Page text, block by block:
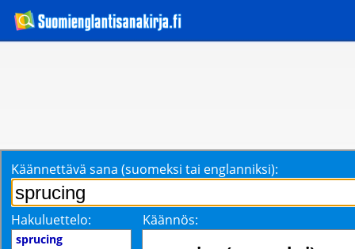
Käännettävä sana (suomeksi tai englanniksi):
Hakuluettelo: Käännös:
sprucing